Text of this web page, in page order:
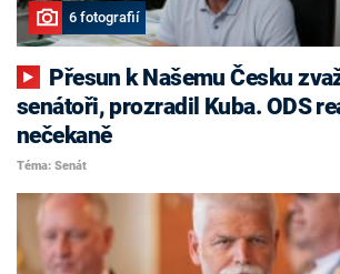
6 fotografií
senátoři, prozradil Kuba. ODS
nečekaně
Téma: Senát